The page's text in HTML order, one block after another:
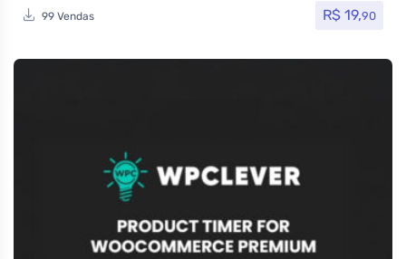
99 Vendas R$ 19,90